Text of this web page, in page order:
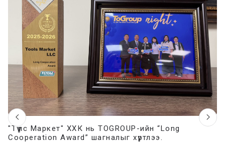
"Түүлс Маркет" ХХК нь TOGROUP-ийн “Long
Cooperation Award” шагналыг хүртлээ.